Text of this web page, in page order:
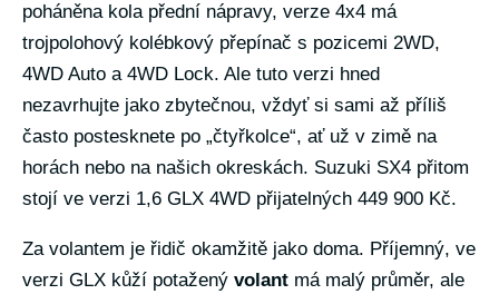
poháněna kola přední nápravy, verze 4x4 má
trojpolohový kolébkový přepínač s pozicemi 2WD,
4WD Auto a 4WD Lock. Ale tuto verzi hned
nezavrhujte jako zbytečnou, vždyť si sami až příliš
často postesknete po „čtyřkolce“, ať už v zimě na
horách nebo na našich okreskách. Suzuki SX4 přitom
stojí ve verzi 1,6 GLX 4WD přijatelných 449 900 Kč.
Za volantem je řidič okamžitě jako doma. Příjemný, ve
verzi GLX kůží potažený volant má malý průměr, ale